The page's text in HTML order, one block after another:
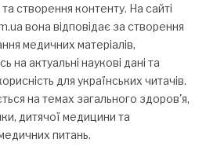
створення контенту. На сайті
вона відповідає за створення
медичних матеріалів,
на актуальні наукові дані та
для українських читачів.
на темах загального здоров'я,
дитячої медицини та
питань.